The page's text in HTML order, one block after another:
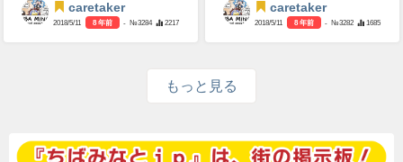
caretaker
2018/5/11 8 年前 - №3284 2217
caretaker
2018/5/11 8 年前 - №3282 1685
もっと見る